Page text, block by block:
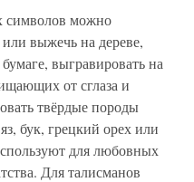
символов можно
или выжечь на дереве,
выгравировать на
от сглаза и
твёрдые породы
бук, грецкий орех или
для любовных
Для талисманов